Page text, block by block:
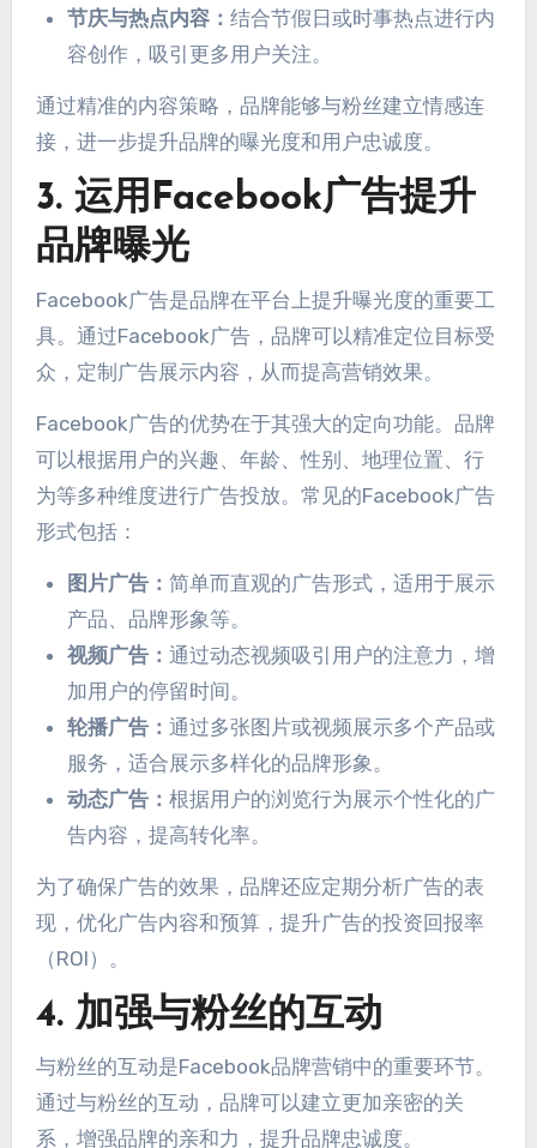
节庆与热点内容： 结合节假日或时事热点进行内
容创作，吸引更多用户关注。
通过精准的内容策略，品牌能够与粉丝建立情感连
接，进一步提升品牌的曝光度和用户忠诚度。
3. 运用Facebook广告提升
品牌曝光
Facebook广告是品牌在平台上提升曝光度的重要工
具。通过Facebook广告，品牌可以精准定位目标受
众，定制广告展示内容，从而提高营销效果。
Facebook广告的优势在于其强大的定向功能。品牌
可以根据用户的兴趣、年龄、性别、地理位置、行
为等多种维度进行广告投放。常见的Facebook广告
形式包括：
图片广告： 简单而直观的广告形式，适用于展示
产品、品牌形象等。
视频广告： 通过动态视频吸引用户的注意力，增
加用户的停留时间。
轮播广告： 通过多张图片或视频展示多个产品或
服务，适合展示多样化的品牌形象。
动态广告： 根据用户的浏览行为展示个性化的广
告内容，提高转化率。
为了确保广告的效果，品牌还应定期分析广告的表
现，优化广告内容和预算，提升广告的投资回报率
（ROI）。
4. 加强与粉丝的互动
与粉丝的互动是Facebook品牌营销中的重要环节。
通过与粉丝的互动，品牌可以建立更加亲密的关
系，增强品牌的亲和力，提升品牌忠诚度。